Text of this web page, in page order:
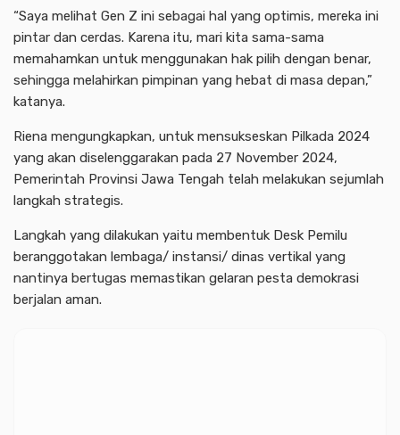
“Saya melihat Gen Z ini sebagai hal yang optimis, mereka ini
pintar dan cerdas. Karena itu, mari kita sama-sama
memahamkan untuk menggunakan hak pilih dengan benar,
sehingga melahirkan pimpinan yang hebat di masa depan,”
katanya.
Riena mengungkapkan, untuk mensukseskan Pilkada 2024
yang akan diselenggarakan pada 27 November 2024,
Pemerintah Provinsi Jawa Tengah telah melakukan sejumlah
langkah strategis.
Langkah yang dilakukan yaitu membentuk Desk Pemilu
beranggotakan lembaga/ instansi/ dinas vertikal yang
nantinya bertugas memastikan gelaran pesta demokrasi
berjalan aman.